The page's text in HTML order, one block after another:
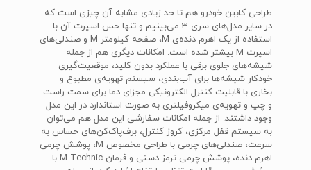
طراحی کابین خودرو هم تا حد زیادی مشابه آن چیزی است که
در سایر مدل‌های سری 3 می‌بینیم و تنها حس اسپرت آن با
استفاده از یک اهرم دنده‌ی M، صفحه کیلومتر M و صندلی‌های
اسپرت M بیشتر شده است. امکانات دیگری هم از جمله
شیشه‌های جلوی برقی با عملکرد بدون کلید، موقعیت‌گیری
خودکار شیشه‌ها برای آب‌بندی، سیستم تهویه‌ی مطبوع و
بخاری با قابلیت کنترل الکترونیکی مجزای دما برای سمت راست
و چپ و تهویه‌ی میکروفیلتری به صورت استاندارد در این مدل
وجود داشتند. از جمله امکانات سفارشی این مدل هم می‌توان
به سیستم قفل مرکزی، کروز کنترل، برف‌پاک‌کن‌های حساس به
سرعت، صندلی‌های چرمی با طراحی مخصوص M، پوشش چرمی
اهرم دنده، پوشش چرمی ترمز دستی و فرمان M-Technic با